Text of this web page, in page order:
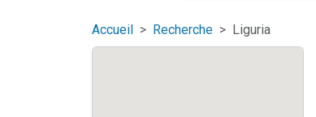
Accueil Recherche Liguria